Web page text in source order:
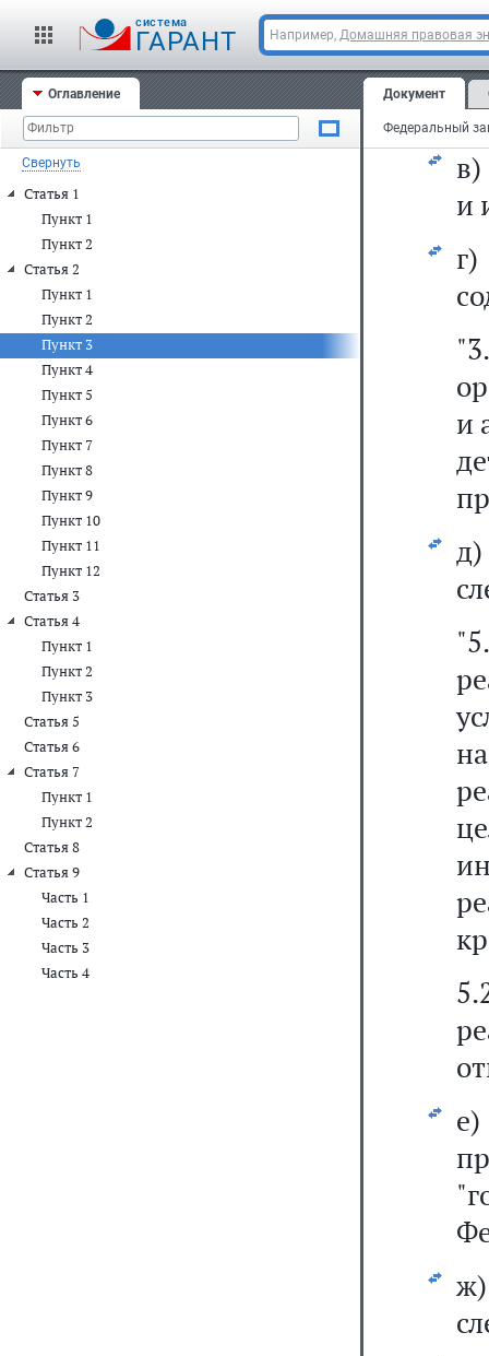
cистема
ГАРАНТ Например, Домашняя правовая
Оглавление
Свернуть
Статья 1
Пункт 1
Пункт 2
Статья 2
Пункт 1
Пункт 2
Пункт 3
Пункт 4
Пункт 5
Пункт 6
Пункт 7
Пункт 8
Пункт 9
Пункт 10
Пункт 11
Пункт 12
Статья 3
Статья 4
Пункт 1
Пункт 2
Пункт 3
Статья 5
Статья 6
Статья 7
Пункт 1
Пункт 2
Статья 8
Статья 9
Часть 1
Часть 2
Часть 3
Часть 4
Документ
и
и